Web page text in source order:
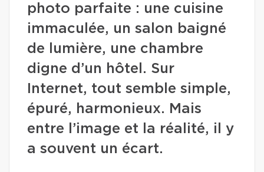
photo parfaite : une cuisine
immaculée, un salon baigné
de lumière, une chambre
digne d’un hôtel. Sur
Internet, tout semble simple,
épuré, harmonieux. Mais
entre l’image et la réalité, il y
a souvent un écart.